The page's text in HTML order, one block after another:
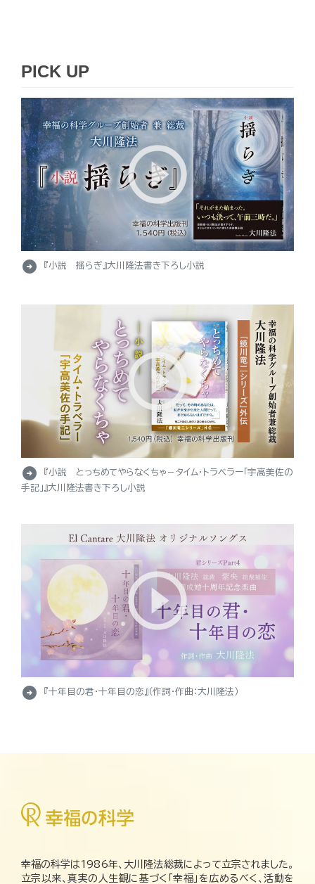
PICK UP
arrow_circle_right 『小説 揺らぎ』大川隆法書き下ろし小説
arrow_circle_right
『小説 とっちめてやらなくちゃ－タイム・トラベラー「宇高美佐の
手記」』大川隆法書き下ろし小説
arrow_circle_right 『十年目の君・十年目の恋』（作詞・作曲：大川隆法）
幸福の科学は1986年、大川隆法総裁によって立宗されました。
立宗以来、真実の人生観に基づく「幸福」を広めるべく、活動を